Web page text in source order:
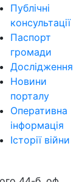
Публічні
консультації
Паспорт
громади
Дослідження
Новини
порталу
Оперативна
інформація
Історії війни